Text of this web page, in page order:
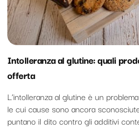
Intolleranza al glutine: quali
offerta
L’intolleranza al glutine è un
le cui cause sono ancora
puntano il dito contro gli additivi